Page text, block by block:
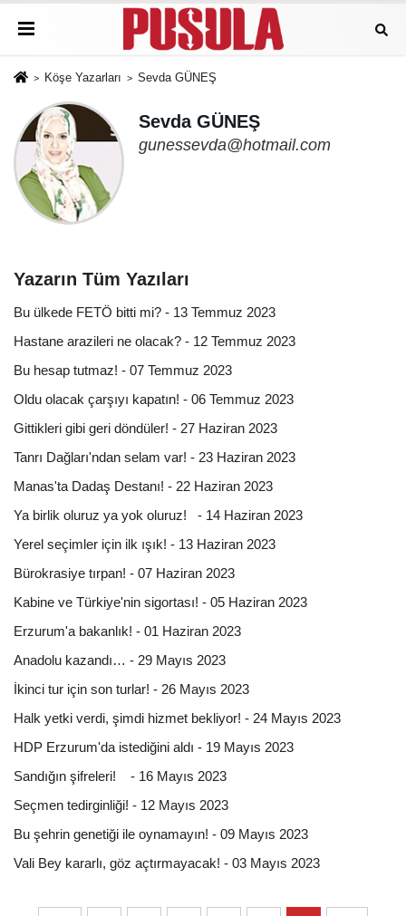
Köşe Yazarları Sevda GÜNEŞ
Sevda GÜNEŞ
gunessevda@hotmail.com
Yazarın Tüm Yazıları
Bu ülkede FETÖ bitti mi? - 13 Temmuz 2023
Hastane arazileri ne olacak? - 12 Temmuz 2023
Bu hesap tutmaz! - 07 Temmuz 2023
Oldu olacak çarşıyı kapatın! - 06 Temmuz 2023
Gittikleri gibi geri döndüler! - 27 Haziran 2023
Tanrı Dağları'ndan selam var! - 23 Haziran 2023
Manas'ta Dadaş Destanı! - 22 Haziran 2023
Ya birlik oluruz ya yok oluruz! - 14 Haziran 2023
Yerel seçimler için ilk ışık! - 13 Haziran 2023
Bürokrasiye tırpan! - 07 Haziran 2023
Kabine ve Türkiye'nin sigortası! - 05 Haziran 2023
Erzurum'a bakanlık! - 01 Haziran 2023
Anadolu kazandı… - 29 Mayıs 2023
İkinci tur için son turlar! - 26 Mayıs 2023
Halk yetki verdi, şimdi hizmet bekliyor! - 24 Mayıs 2023
HDP Erzurum'da istediğini aldı - 19 Mayıs 2023
Sandığın şifreleri! - 16 Mayıs 2023
Seçmen tedirginliği! - 12 Mayıs 2023
Bu şehrin genetiği ile oynamayın! - 09 Mayıs 2023
Vali Bey kararlı, göz açtırmayacak! - 03 Mayıs 2023